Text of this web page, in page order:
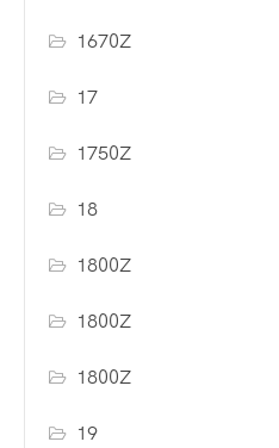
1670Z
17
1750Z
18
1800Z
1800Z
1800Z
19